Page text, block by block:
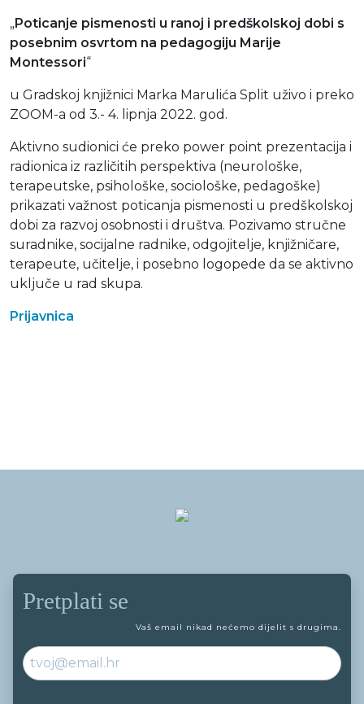
„Poticanje pismenosti u ranoj i predškolskoj dobi s
posebnim osvrtom na pedagogiju Marije
Montessori“
u Gradskoj knjižnici Marka Marulića Split uživo i preko
ZOOM-a od 3.- 4. lipnja 2022. god.
Aktivno sudionici će preko power point prezentacija i
radionica iz različitih perspektiva (neurološke,
terapeutske, psihološke, sociološke, pedagoške)
prikazati važnost poticanja pismenosti u predškolskoj
dobi za razvoj osobnosti i društva. Pozivamo stručne
suradnike, socijalne radnike, odgojitelje, knjižničare,
terapeute, učitelje, i posebno logopede da se aktivno
uključe u rad skupa.
Prijavnica
Pretplati se
Vaš email nikad nećemo dijelit s drugima.